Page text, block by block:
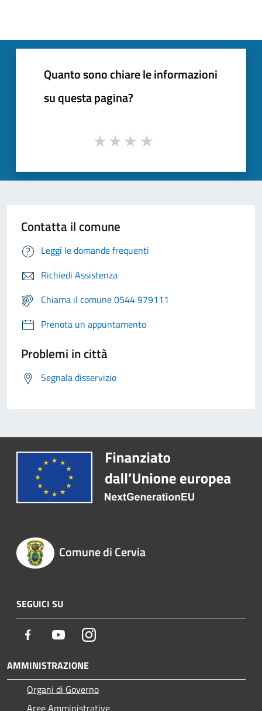
Quanto sono chiare le informazioni
su questa pagina?
Contatta il comune
Leggi le domande frequenti
Richiedi Assistenza
Chiama il comune 0544 979111
Prenota un appuntamento
Problemi in città
Segnala disservizio
Comune di Cervia
SEGUICI SU
Facebook YoutubeInstagram
AMMINISTRAZIONE
Organi di Governo
Aree Amministrative